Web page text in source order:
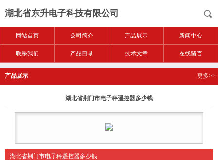
湖北省东升电子科技有限公司
网站首页 公司简介 产品展示 新闻中心
联系我们 产品目录 技术文章 在线留言
产品展示 更多>>
湖北省荆门市电子秤遥控器多少钱
湖北省荆门市电子秤遥控器多少钱